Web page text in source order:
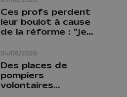
04/08/2026
Ces profs perdent
leur boulot à cause
de la réforme : "je
comme prof que
comme
pharmacienne"
Des places de
pompiers
volontaires